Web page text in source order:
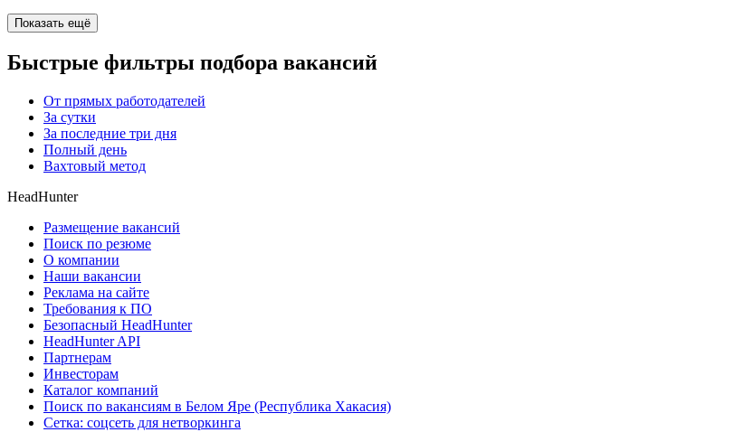
Показать ещё
Быстрые фильтры подбора вакансий
От прямых работодателей
За сутки
За последние три дня
Полный день
Вахтовый метод
HeadHunter
Размещение вакансий
Поиск по резюме
О компании
Наши вакансии
Реклама на сайте
Требования к ПО
Безопасный HeadHunter
HeadHunter API
Партнерам
Инвесторам
Каталог компаний
Поиск по вакансиям в Белом Яре (Республика Хакасия)
Сетка: соцсеть для нетворкинга